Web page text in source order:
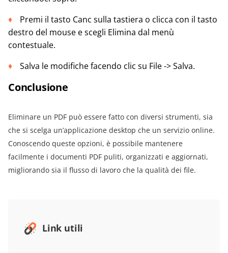
Premi il tasto Canc sulla tastiera o clicca con il tasto
destro del mouse e scegli Elimina dal menù
contestuale.
Salva le modifiche facendo clic su File -> Salva.
Conclusione
Eliminare un PDF può essere fatto con diversi strumenti, sia
che si scelga un’applicazione desktop che un servizio online.
Conoscendo queste opzioni, è possibile mantenere
facilmente i documenti PDF puliti, organizzati e aggiornati,
migliorando sia il flusso di lavoro che la qualità dei file.
Link utili